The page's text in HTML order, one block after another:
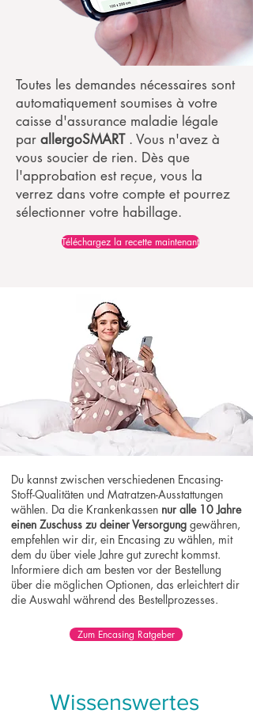
Toutes les demandes nécessaires sont
automatiquement soumises à votre
caisse d'assurance maladie légale
par allergoSMART. Vous n'avez à
vous soucier de rien. Dès que
l'approbation est reçue, vous la
verrez dans votre compte et pourrez
sélectionner votre habillage.
Téléchargez la recette maintenant
Du kannst zwischen verschiedenen Encasing-
Stoff-Qualitäten und Matratzen-Ausstattungen
wählen. Da die Krankenkassen nur alle 10 Jahre
einen Zuschuss zu deiner Versorgung gewähren,
empfehlen wir dir, ein Encasing zu wählen, mit
dem du über viele Jahre gut zurecht kommst.
Informiere dich am besten vor der Bestellung
über die möglichen Optionen, das erleichtert dir
die Auswahl während des Bestellprozesses.
Zum Encasing Ratgeber
Wissenswertes